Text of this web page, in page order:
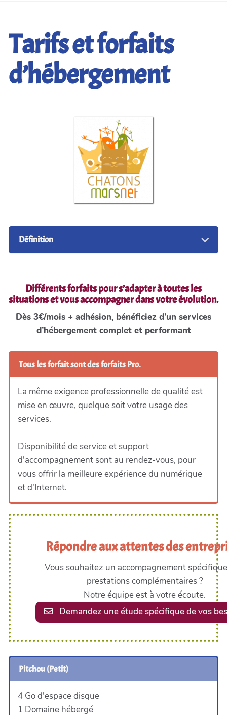
Tarifs et forfaits
d’hébergement
Définition
Différents forfaits pour s’adapter à toutes les
situations et vous accompagner dans votre évolution.
Dès 3€/mois + adhésion, bénéficiez d’un services
d’hébergement complet et performant
Tous les forfait sont des forfaits Pro.
La même exigence professionnelle de qualité est
mise en œuvre, quelque soit votre usage des
services.
Disponibilité de service et support
d'accompagnement sont au rendez-vous, pour
vous offrir la meilleure expérience du numérique
et d'Internet.
Répondre aux attentes des
Vous souhaitez un accompagnement
prestations complémentaires ?
Notre équipe est à votre écoute.
Demandez une étude spécifique de vos
Pitchou (Petit)
4 Go d'espace disque
1 Domaine hébergé